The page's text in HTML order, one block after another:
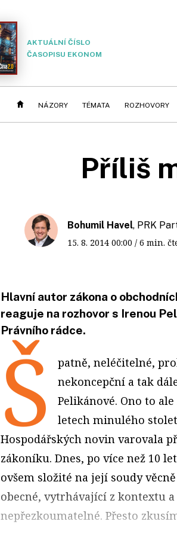
AKTUÁLNÍ ČÍSLO
ČASOPISU EKONOM
NÁZORY TÉMATA ROZHOVORY
Příliš
Bohumil Havel, PRK
15. 8. 2014 00:00 / 6 min.
Hlavní autor zákona o
reaguje na rozhovor s Irenou
Právního rádce.
Š
patně, neléčitelné,
nekoncepční a tak
Pelikánové. Ono to
letech minulého
Hospodářských novin varovala
zákoníku. Dnes, po více než 10
ovšem složité na její soudy
obecné, vytrhávající z kontextu
nepřezkoumatelné. Přesto